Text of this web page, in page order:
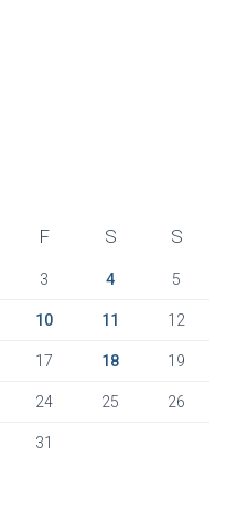
F S S
3 4 5
10 11 12
17 18 19
24 25 26
31